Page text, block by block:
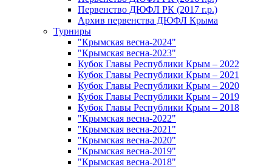
Первенство ДЮФЛ РК (2017 г.р.)
Архив первенства ДЮФЛ Крыма
Турниры
"Крымская весна-2024"
"Крымская весна-2023"
Кубок Главы Республики Крым – 2022
Кубок Главы Республики Крым – 2021
Кубок Главы Республики Крым – 2020
Кубок Главы Республики Крым – 2019
Кубок Главы Республики Крым – 2018
"Крымская весна-2022"
"Крымская весна-2021"
"Крымская весна-2020"
"Крымская весна-2019"
"Крымская весна-2018"